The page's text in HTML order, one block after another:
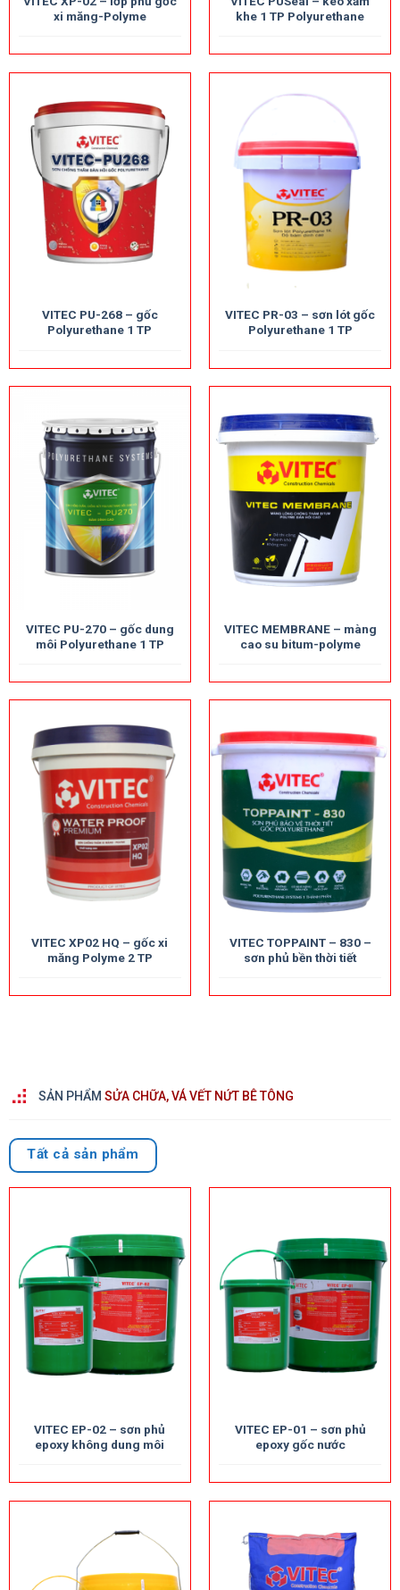
xi măng-Polyme
khe 1 TP Polyurethane
VITEC PU-268 – gốc
Polyurethane 1 TP
VITEC PR-03 – sơn lót gốc
Polyurethane 1 TP
VITEC PU-270 – gốc dung
môi Polyurethane 1 TP
VITEC MEMBRANE – màng
cao su bitum-polyme
VITEC XP02 HQ – gốc xi
măng Polyme 2 TP
VITEC TOPPAINT – 830 –
sơn phủ bền thời tiết
SẢN PHẨM SỬA CHỮA, VÁ VẾT NỨT BÊ TÔNG
Tất cả sản phẩm
VITEC EP-02 – sơn phủ
epoxy không dung môi
VITEC EP-01 – sơn phủ
epoxy gốc nước